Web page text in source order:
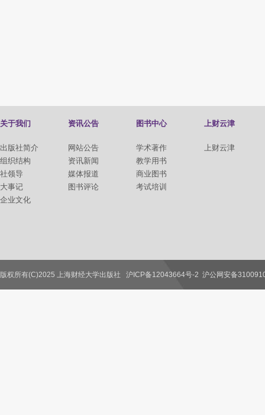
关于我们
出版社简介
组织结构
社领导
大事记
企业文化
资讯公告
网站公告
资讯新闻
媒体报道
图书评论
图书中心
学术著作
教学用书
商业图书
考试培训
上财云津
上财云津
联系我们
版权所有(C)2025 上海财经大学出版社 沪ICP备12043664号-2 沪公网安备